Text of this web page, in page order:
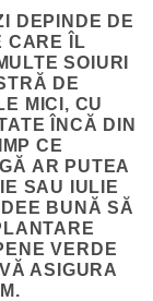
DEPINDE DE
CARE ÎL
SOIURI
DE
MICI, CU
ÎNCĂ DIN
CE
AR PUTEA
SAU IULIE
BUNĂ SĂ
VERDE
ASIGURA